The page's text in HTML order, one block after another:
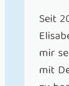
Seit
mir
mit